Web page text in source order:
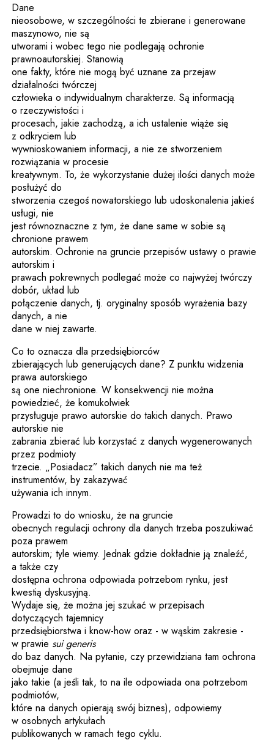
Dane
nieosobowe, w szczególności te zbierane i generowane
maszynowo, nie są
utworami i wobec tego nie podlegają ochronie
prawnoautorskiej. Stanowią
one fakty, które nie mogą być uznane za przejaw
działalności twórczej
człowieka o indywidualnym charakterze. Są informacją
o rzeczywistości i
procesach, jakie zachodzą, a ich ustalenie wiąże się
z odkryciem lub
wywnioskowaniem informacji, a nie ze stworzeniem
rozwiązania w procesie
kreatywnym. To, że wykorzystanie dużej ilości danych może
posłużyć do
stworzenia czegoś nowatorskiego lub udoskonalenia jakieś
usługi, nie
jest równoznaczne z tym, że dane same w sobie są
chronione prawem
autorskim. Ochronie na gruncie przepisów ustawy o prawie
autorskim i
prawach pokrewnych podlegać może co najwyżej twórczy
dobór, układ lub
połączenie danych, tj. oryginalny sposób wyrażenia bazy
danych, a nie
dane w niej zawarte.
Co to oznacza dla przedsiębiorców
zbierających lub generujących dane? Z punktu widzenia
prawa autorskiego
są one niechronione. W konsekwencji nie można
powiedzieć, że komukolwiek
przysługuje prawo autorskie do takich danych. Prawo
autorskie nie
zabrania zbierać lub korzystać z danych wygenerowanych
przez podmioty
trzecie. „Posiadacz” takich danych nie ma też
instrumentów, by zakazywać
używania ich innym.
Prowadzi to do wniosku, że na gruncie
obecnych regulacji ochrony dla danych trzeba poszukiwać
poza prawem
autorskim; tyle wiemy. Jednak gdzie dokładnie ją znaleźć,
a także czy
dostępna ochrona odpowiada potrzebom rynku, jest
kwestią dyskusyjną.
Wydaje się, że można jej szukać w przepisach
dotyczących tajemnicy
przedsiębiorstwa i know-how oraz - w wąskim zakresie -
w prawie sui generis
do baz danych. Na pytanie, czy przewidziana tam ochrona
obejmuje dane
jako takie (a jeśli tak, to na ile odpowiada ona potrzebom
podmiotów,
które na danych opierają swój biznes), odpowiemy
w osobnych artykułach
publikowanych w ramach tego cyklu.